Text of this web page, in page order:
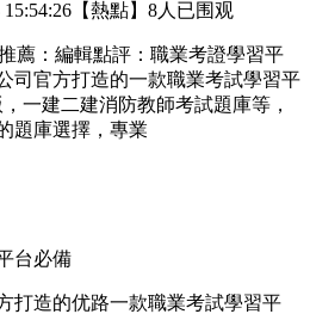
15:54:26 【熱點】 8人已围观
薦：編輯點評：職業考證學習平
司官方打造的一款職業考試學習平
一建二建消防教師考試題庫等，
題庫選擇，專業
台必備
打造的优路一款職業考試學習平